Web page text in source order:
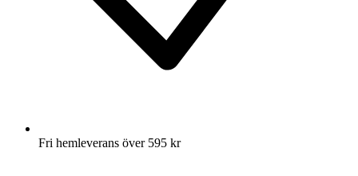
Fri hemleverans över 595 kr